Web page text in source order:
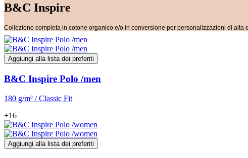
B&C Inspire
Collezione completa in cotone organico e/o in conversione per personalizzazioni di
Aggiungi alla lista dei preferiti
B&C Inspire Polo /men
180 g/m² / Classic Fit
+16
Aggiungi alla lista dei preferiti